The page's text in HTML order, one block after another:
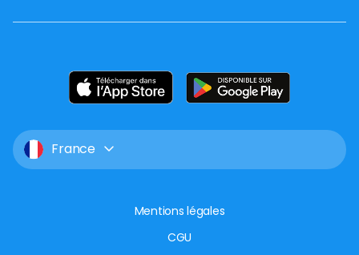
France
Mentions légales
CGU